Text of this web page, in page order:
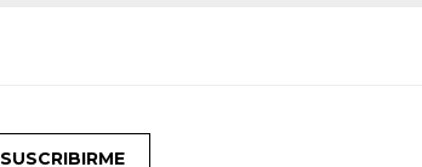
SUSCRIBIRME